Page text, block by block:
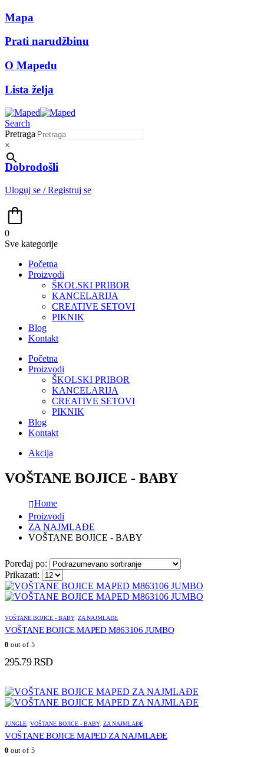
Mapa
Prati narudžbinu
O Mapedu
Lista želja
Search
Pretraga
×
Dobrodošli
Uloguj se / Registruj se
0
Sve kategorije
Početna
Proizvodi
ŠKOLSKI PRIBOR
KANCELARIJA
CREATIVE SETOVI
PIKNIK
Blog
Kontakt
Početna
Proizvodi
ŠKOLSKI PRIBOR
KANCELARIJA
CREATIVE SETOVI
PIKNIK
Blog
Kontakt
Akcija
VOŠTANE BOJICE - BABY
Home
Proizvodi
ZA NAJMLAĐE
VOŠTANE BOJICE - BABY
Poređaj po:
Prikazati:
VOŠTANE BOJICE - BABY, ZA NAJMLAĐE
VOŠTANE BOJICE MAPED M863106 JUMBO
0 out of 5
295.79RSD
JUNGLE VOŠTANE BOJICE - BABY, ZA NAJMLAĐE
VOŠTANE BOJICE MAPED ZA NAJMLAĐE
0 out of 5